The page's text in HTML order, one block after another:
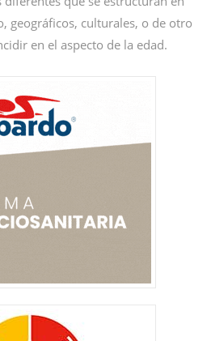
geográficos, culturales, o de otro
en el aspecto de la edad.